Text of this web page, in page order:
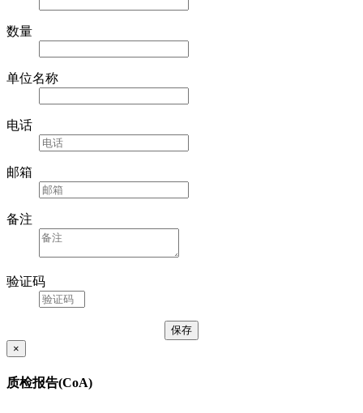
数量
单位名称
电话
邮箱
备注
验证码
×
质检报告(CoA)